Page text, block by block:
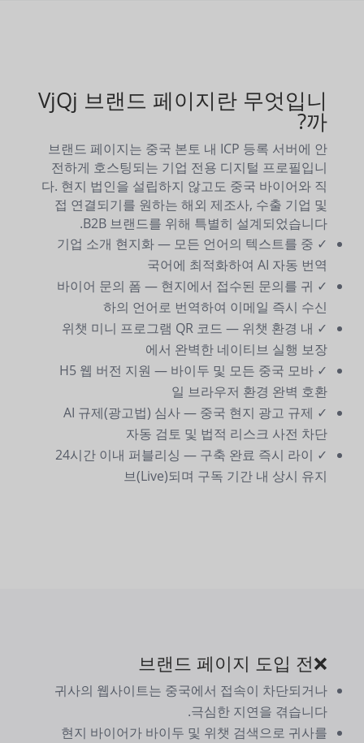
VjQj 브랜드 페이지란 무엇입니
까?
브랜드 페이지는 중국 본토 내 ICP 등록 서버에 안
전하게 호스팅되는 기업 전용 디지털 프로필입니
다. 현지 법인을 설립하지 않고도 중국 바이어와 직
접 연결되기를 원하는 해외 제조사, 수출 기업 및
B2B 브랜드를 위해 특별히 설계되었습니다.
✓ 기업 소개 현지화 — 모든 언어의 텍스트를 중
국어에 최적화하여 AI 자동 번역
✓ 바이어 문의 폼 — 현지에서 접수된 문의를 귀
하의 언어로 번역하여 이메일 즉시 수신
✓ 위챗 미니 프로그램 QR 코드 — 위챗 환경 내
에서 완벽한 네이티브 실행 보장
✓ H5 웹 버전 지원 — 바이두 및 모든 중국 모바
일 브라우저 환경 완벽 호환
✓ AI 규제(광고법) 심사 — 중국 현지 광고 규제
자동 검토 및 법적 리스크 사전 차단
✓ 24시간 이내 퍼블리싱 — 구축 완료 즉시 라이
브(Live)되며 구독 기간 내 상시 유지
❌브랜드 페이지 도입 전
귀사의 웹사이트는 중국에서 접속이 차단되거나
극심한 지연을 겪습니다.
현지 바이어가 바이두 및 위챗 검색으로 귀사를